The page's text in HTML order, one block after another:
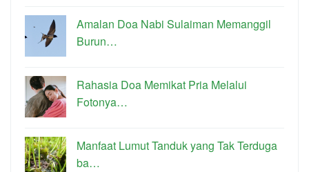
Amalan Doa Nabi Sulaiman Memanggil
Burun…
Rahasia Doa Memikat Pria Melalui
Fotonya…
Manfaat Lumut Tanduk yang Tak Terduga
ba…